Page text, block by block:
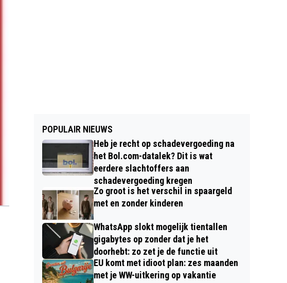
POPULAIR NIEUWS
Heb je recht op schadevergoeding na
het Bol.com-datalek? Dit is wat
eerdere slachtoffers aan
schadevergoeding kregen
Zo groot is het verschil in spaargeld
met en zonder kinderen
WhatsApp slokt mogelijk tientallen
gigabytes op zonder dat je het
doorhebt: zo zet je de functie uit
EU komt met idioot plan: zes maanden
met je WW-uitkering op vakantie